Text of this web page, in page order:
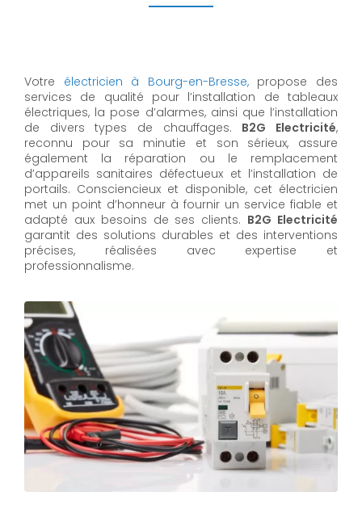
Votre électricien à Bourg-en-Bresse,propose des
services de qualité pour l’installation de tableaux
électriques, la pose d’alarmes, ainsi que l’installation
de divers types de chauffages. B2G Electricité,
reconnu pour sa minutie et son sérieux, assure
également la réparation ou le remplacement
d’appareils sanitaires défectueux et l’installation de
portails. Consciencieux et disponible, cet électricien
met un point d’honneur à fournir un service fiable et
adapté aux besoins de ses clients. B2G Electricité
garantit des solutions durables et des interventions
précises, réalisées avec expertise et
professionnalisme.